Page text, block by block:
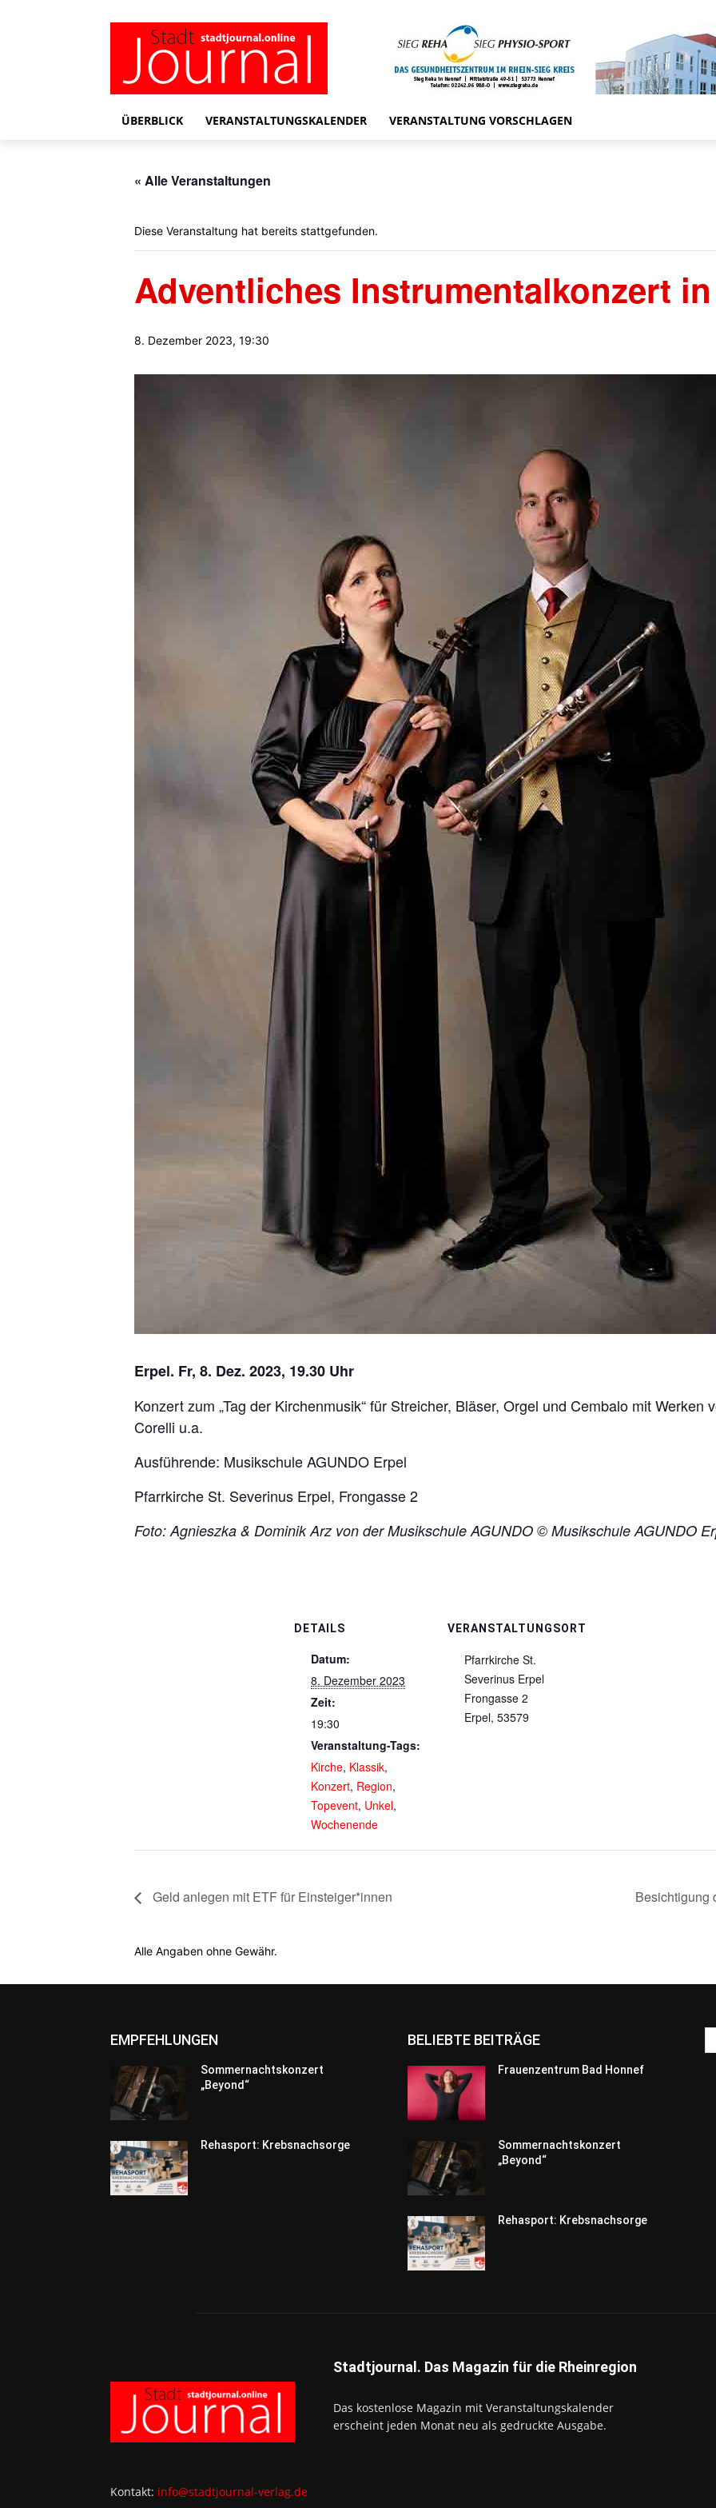
ÜBERBLICK VERANSTALTUNGSKALENDER VERANSTALTUNG VORSCHLAGEN
« Alle Veranstaltungen
Diese Veranstaltung hat bereits stattgefunden.
Adventliches Instrumentalkonzert
8. Dezember 2023, 19:30
Erpel. Fr, 8. Dez. 2023, 19.30 Uhr
Konzert zum „Tag der Kirchenmusik“ für Streicher, Bläser, Orgel und Cembalo mit Werken
Corelli u.a.
Ausführende: Musikschule AGUNDO Erpel
Pfarrkirche St. Severinus Erpel, Frongasse 2
Foto: Agnieszka & Dominik Arz von der Musikschule AGUNDO © Musikschule AGUNDO
DETAILS
Datum:
8. Dezember 2023
Zeit:
19:30
Veranstaltung-Tags:
Kirche, Klassik,
Konzert, Region,
Topevent, Unkel,
Wochenende
VERANSTALTUNGSORT
Pfarrkirche St.
Severinus Erpel
Frongasse 2
Erpel, 53579
Geld anlegen mit ETF für Einsteiger*innen Besichtigung
Alle Angaben ohne Gewähr.
EMPFEHLUNGEN
Sommernachtskonzert
„Beyond“
Rehasport: Krebsnachsorge
BELIEBTE BEITRÄGE
Frauenzentrum Bad Honnef
Sommernachtskonzert
„Beyond“
Rehasport: Krebsnachsorge
Stadtjournal. Das Magazin für die Rheinregion
Das kostenlose Magazin mit Veranstaltungskalender
erscheint jeden Monat neu als gedruckte Ausgabe.
Kontakt: info@stadtjournal-verlag.de